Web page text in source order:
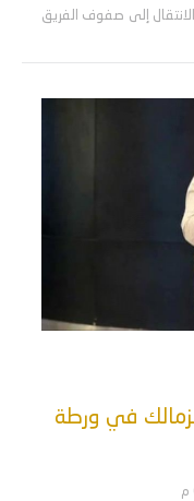
إلى صفوف الفريق
في ورطة